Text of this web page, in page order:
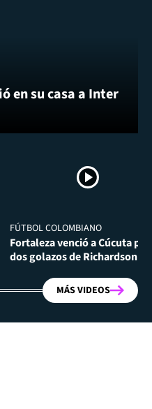
en su casa a Inter
FÚTBOL COLOMBIANO
Fortaleza venció a Cúcuta por
dos golazos de Richardson
MÁS VIDEOS